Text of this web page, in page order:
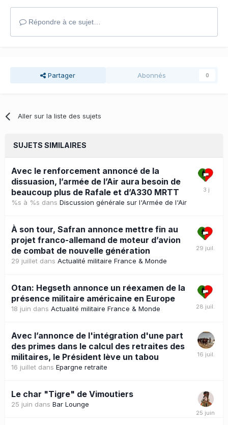
Répondre à ce sujet…
Partager Abonnés 0
Aller sur la liste des sujets
SUJETS SIMILAIRES
Avec le renforcement annoncé de la
dissuasion, l’armée de l’Air aura besoin de
beaucoup plus de Rafale et d’A330 MRTT
%s à %s dans Discussion générale sur l'Armée de l'Air
À son tour, Safran annonce mettre fin au
projet franco-allemand de moteur d’avion
de combat de nouvelle génération
29 juillet dans Actualité militaire France & Monde
Otan: Hegseth annonce un réexamen de la
présence militaire américaine en Europe
18 juin dans Actualité militaire France & Monde
Avec l’annonce de l'intégration d'une part
des primes dans le calcul des retraites des
militaires, le Président lève un tabou
16 juillet dans Epargne retraite
Le char "Tigre" de Vimoutiers
25 juin dans Bar Lounge